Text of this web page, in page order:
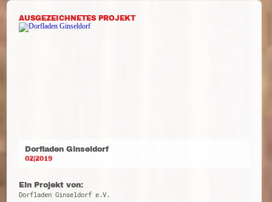
AUSGEZEICHNETES PROJEKT
Dorfladen Ginseldorf
02|2019
Ein Projekt von:
Dorfladen Ginseldorf e.V.